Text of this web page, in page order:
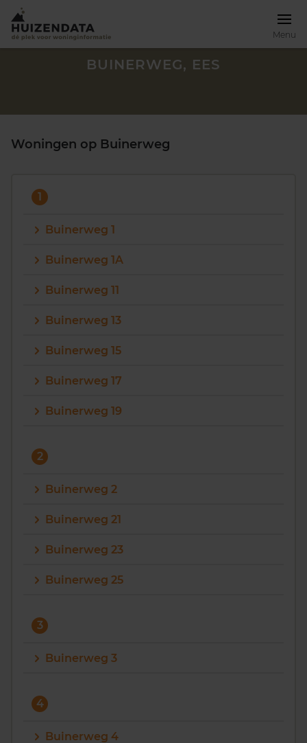
Menu
088 220 4200
Maandag t/m vrijdag - 08:00 -18:00
BUINERWEG, EES
Woningen op Buinerweg
1
Buinerweg 1
Buinerweg 1A
Buinerweg 11
Buinerweg 13
Buinerweg 15
Buinerweg 17
Buinerweg 19
2
Buinerweg 2
Buinerweg 21
Buinerweg 23
Buinerweg 25
3
Buinerweg 3
4
Buinerweg 4